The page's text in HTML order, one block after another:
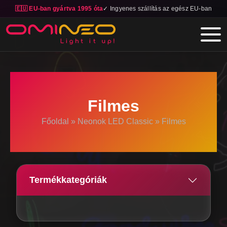
🇪🇺 EU-ban gyártva 1995 óta✓ Ingyenes szállítás az egész EU-ban
Skip to main content
Filmes
Főoldal » Neonok LED Classic» Filmes
Termékkategóriák